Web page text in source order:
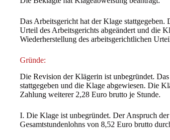
Das Arbeitsgericht hat der Klage
Urteil des Arbeitsgerichts abgeändert und die
Wiederherstellung des arbeitsgerichtlichen
Gründe:
Die Revision der Klägerin ist unbegründet.
stattgegeben und die Klage abgewiesen. Die
Zahlung weiterer 2,28 Euro brutto je Stunde.
I. Die Klage ist unbegründet. Der Anspruch
Gesamtstundenlohns von 8,52 Euro brutto